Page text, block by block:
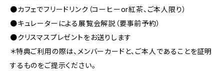
●カフェでフリードリンク（コーヒーor紅茶、ご本人限り）
●キュレーターによる展覧会解説（要事前予約）
●クリスマスプレゼントをお送りします
＊特典ご利用の際は、メンバーカードと、ご本人であることを証明
するものをご提示ください。